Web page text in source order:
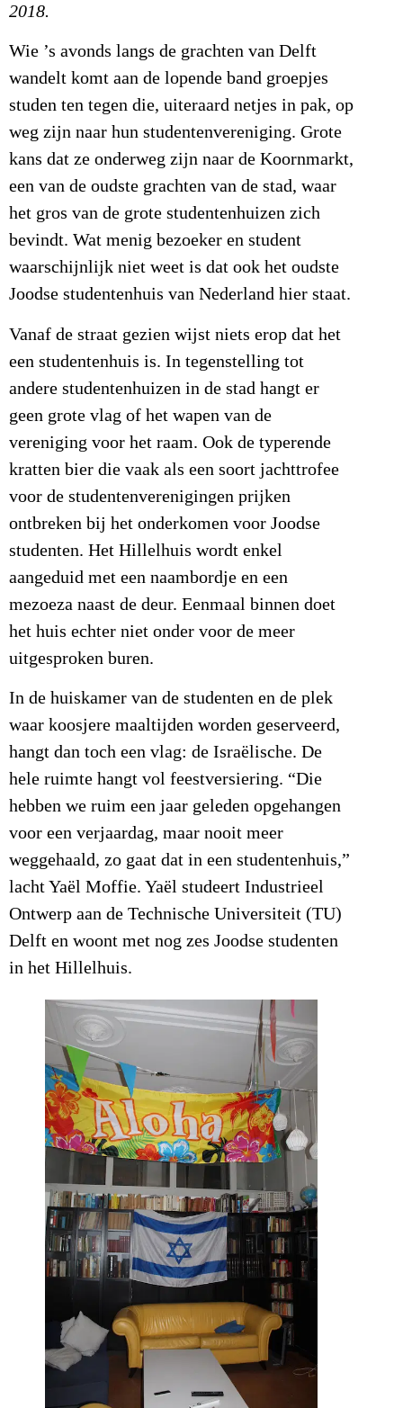
2018.
Wie ’s avonds langs de grachten van Delft
wandelt komt aan de lopende band groepjes
studen ten tegen die, uiteraard netjes in pak, op
weg zijn naar hun studentenvereniging. Grote
kans dat ze onderweg zijn naar de Koornmarkt,
een van de oudste grachten van de stad, waar
het gros van de grote studentenhuizen zich
bevindt. Wat menig bezoeker en student
waarschijnlijk niet weet is dat ook het oudste
Joodse studentenhuis van Nederland hier staat.
Vanaf de straat gezien wijst niets erop dat het
een studentenhuis is. In tegenstelling tot
andere studentenhuizen in de stad hangt er
geen grote vlag of het wapen van de
vereniging voor het raam. Ook de typerende
kratten bier die vaak als een soort jachttrofee
voor de studentenverenigingen prijken
ontbreken bij het onderkomen voor Joodse
studenten. Het Hillelhuis wordt enkel
aangeduid met een naambordje en een
mezoeza naast de deur. Eenmaal binnen doet
het huis echter niet onder voor de meer
uitgesproken buren.
In de huiskamer van de studenten en de plek
waar koosjere maaltijden worden geserveerd,
hangt dan toch een vlag: de Israëlische. De
hele ruimte hangt vol feestversiering. “Die
hebben we ruim een jaar geleden opgehangen
voor een verjaardag, maar nooit meer
weggehaald, zo gaat dat in een studentenhuis,”
lacht Yaël Moffie. Yaël studeert Industrieel
Ontwerp aan de Technische Universiteit (TU)
Delft en woont met nog zes Joodse studenten
in het Hillelhuis.